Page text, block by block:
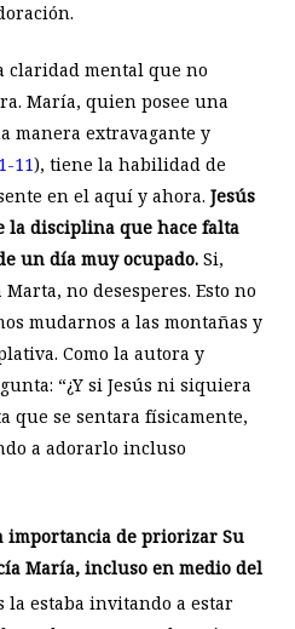
claridad mental que no
María, quien posee una
manera extravagante y
11), tiene la habilidad de
en el aquí y ahora. Jesús
la disciplina que hace falta
un día muy ocupado.Si,
no desesperes. Esto no
mudarnos a las montañas y
Como la autora y
“¿Y si Jesús ni siquiera
que se sentara físicamente,
a adorarlo incluso
importancia de priorizar Su
María, incluso en medio del
la estaba invitando a estar